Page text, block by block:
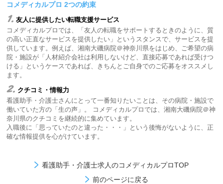
コメディカルプロ 2つの約束
1. 友人に提供したい転職支援サービス
コメディカルプロでは、「友人の転職をサポートするときのように、質
の高い正直なサービスを提供したい」というスタンスで、サービスを提
供しています。例えば、湘南大磯病院＠神奈川県をはじめ、ご希望の病
院・施設が「人材紹介会社は利用しないけど、直接応募であれば受けつ
ける」というケースであれば、きちんとご自身でのご応募をオススメし
ます。
2. クチコミ・情報力
看護助手・介護士さんにとって一番知りたいことは、その病院・施設で
働いていた方の「生の声」。 コメディカルプロでは、湘南大磯病院＠神
奈川県のクチコミを継続的に集めています。
入職後に「思っていたのと違った・・・」という後悔がないように、正
確な情報提供を心がけています。
看護助手・介護士求人のコメディカルプロTOP
前のページに戻る